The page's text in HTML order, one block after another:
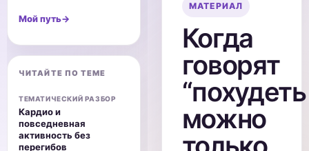
МАТЕРИАЛ
Когда
говорят
“похудеть
можно
Мой путь→
ЧИТАЙТЕ ПО ТЕМЕ
ТЕМАТИЧЕСКИЙ РАЗБОР
Кардио и
повседневная
активность без
перегибов